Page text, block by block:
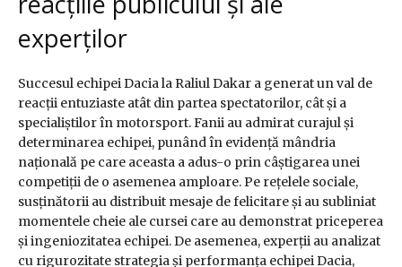
experților
Succesul echipei Dacia la Raliul Dakar a generat un val de
reacții entuziaste atât din partea spectatorilor, cât și a
specialiștilor în motorsport. Fanii au admirat curajul și
determinarea echipei, punând în evidență mândria
națională pe care aceasta a adus-o prin câștigarea unei
competiții de o asemenea amploare. Pe rețelele sociale,
susținătorii au distribuit mesaje de felicitare și au subliniat
momentele cheie ale cursei care au demonstrat priceperea
și ingeniozitatea echipei. De asemenea, experții au analizat
cu rigurozitate strategia și performanța echipei Dacia,